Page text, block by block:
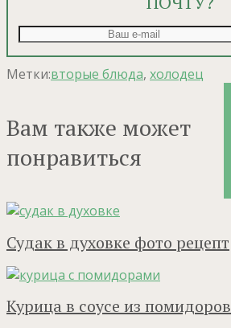
Метки:вторые блюда, холодец
Вам также может
понравиться
Судак в духовке фото рецепт
Курица в соусе из помидоров